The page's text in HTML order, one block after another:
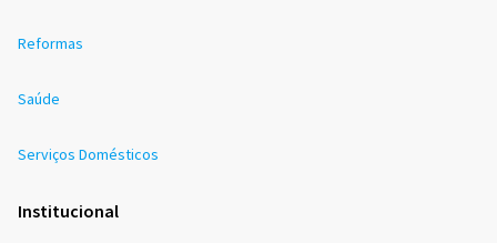
Reformas
Saúde
Serviços Domésticos
Institucional